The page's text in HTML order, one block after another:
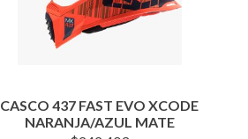
CASCO 437 FAST EVO XCODE
NARANJA/AZUL MATE